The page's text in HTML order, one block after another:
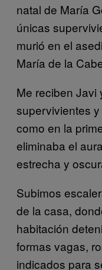
natal de María
únicas
murió en el
María de la
Me reciben Javi
supervivientes
como en la
eliminaba el
estrecha y
Subimos
de la casa,
habitación
formas vagas,
indicados para